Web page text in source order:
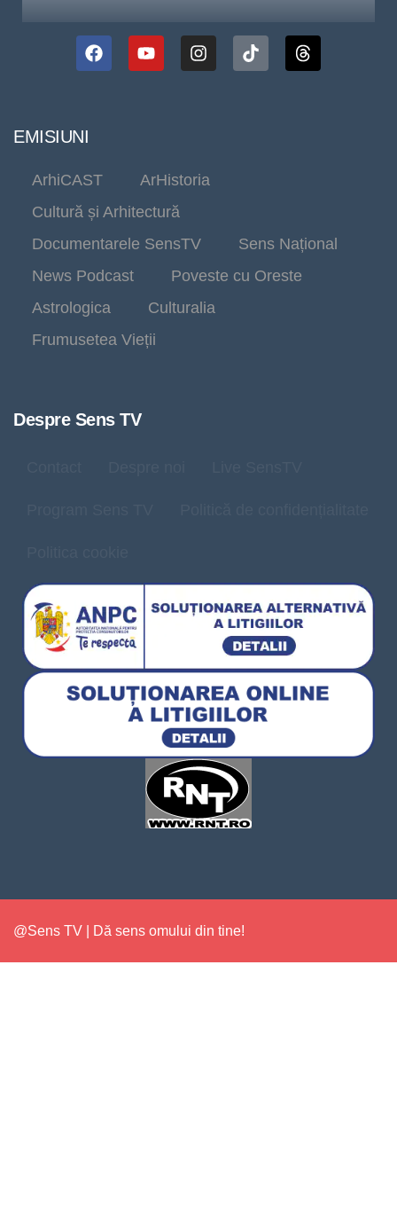
EMISIUNI
ArhiCAST
ArHistoria
Cultură și Arhitectură
Documentarele SensTV
Sens Național
News Podcast
Poveste cu Oreste
Astrologica
Culturalia
Frumusetea Vieții
Despre Sens TV
@Sens TV | Dă sens omului din tine!